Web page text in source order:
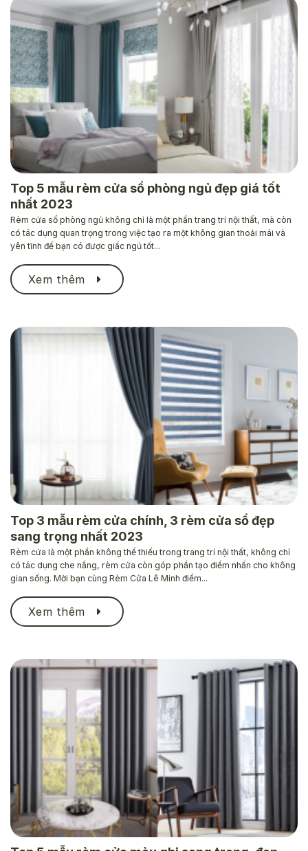
Top 5 mẫu rèm cửa sổ phòng ngủ đẹp giá tốt
nhất 2023
Rèm cửa sổ phòng ngủ không chỉ là một phần trang trí nội thất, mà còn
có tác dụng quan trọng trong việc tạo ra một không gian thoải mái và
yên tĩnh để bạn có được giấc ngủ tốt...
Xem thêm
Top 3 mẫu rèm cửa chính, 3 rèm cửa sổ đẹp
sang trọng nhất 2023
Rèm cửa là một phần không thể thiếu trong trang trí nội thất, không chỉ
có tác dụng che nắng, rèm cửa còn góp phần tạo điểm nhấn cho không
gian sống. Mời bạn cùng Rèm Cửa Lê Minh điểm...
Xem thêm